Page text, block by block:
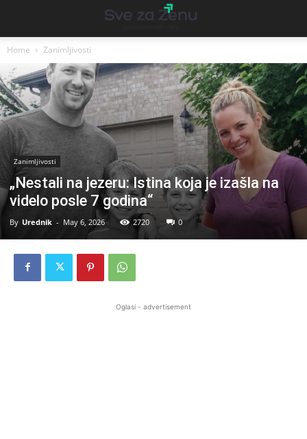
Home Zanimljivosti
Zanimljivosti
„Nestali na jezeru: Istina koja je izašla na
videlo posle 7 godina“
By Urednik - May 6, 2026 2720 0
Oglasi - advertisement